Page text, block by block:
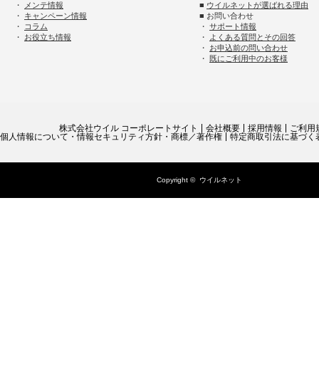
・
メンテ情報 ■ ウイルネットが選ばれる理由
・ キャンペーン情報
■ お問い合わせ
・
コラム ・ サポート情報
・ お役立ち情報 ・
よくある質問とその回答
・ お申込前の問い合わせ
・ 既にご利用中のお客様
株式会社ウイル コーポレートサイト 会社概要 採用情報
ご利用
個人情報について・情報セキュリティ方針・商標／著作権
特定商取引法に基づく
Copyright © ウイルネット